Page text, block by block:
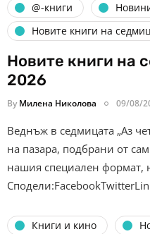
@-книги
Новите книги на
Новите книги на
2026
By Милена Николова 09/08/
Веднъж в седмицата „Аз
на пазара, подбрани от
нашия специален формат,
Книги и кино